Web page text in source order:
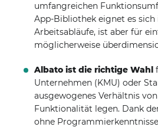
umfangreichen
App-Bibliothek eignet es
Arbeitsabläufe, ist aber für
möglicherweise
Albato ist die richtige Wahl
Unternehmen (KMU) oder
ausgewogenes Verhältnis
Funktionalität legen. Dank
ohne